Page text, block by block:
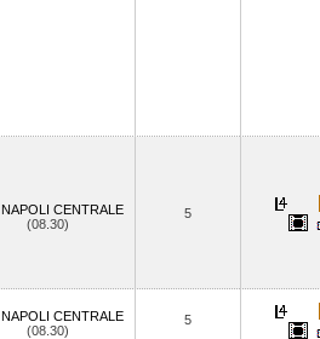
NAPOLI CENTRALE
(08.30)
5
NAPOLI CENTRALE
(08.30)
5